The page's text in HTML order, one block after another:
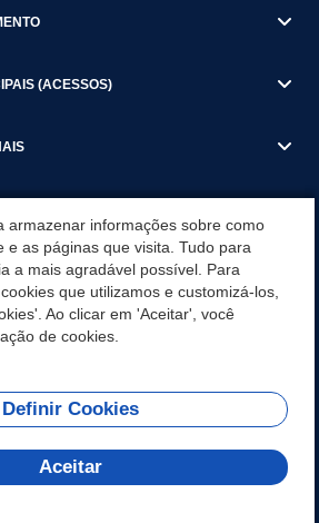
(ACESSOS)
DOS SERVIDORES - SISTEMAS E
armazenar informações sobre como
e as páginas que visita. Tudo para
a mais agradável possível. Para
que utilizamos e customizá-los,
Ao clicar em 'Aceitar', você
de cookies.
Definir Cookies
Aceitar